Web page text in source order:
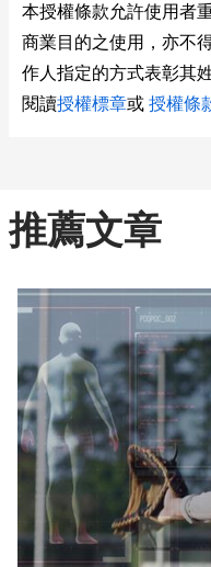
本授權條款允許使用者
商業目的之使用，亦不
作人指定的方式表彰其姓
閱讀授權標章或 授權條
推薦文章